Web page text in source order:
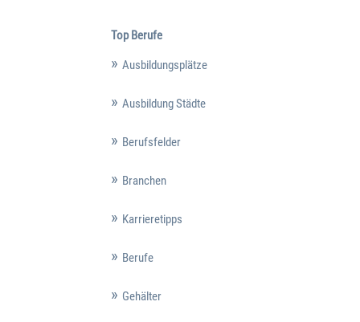
Top Berufe
Ausbildungsplätze
Ausbildung Städte
Berufsfelder
Branchen
Karrieretipps
Berufe
Gehälter